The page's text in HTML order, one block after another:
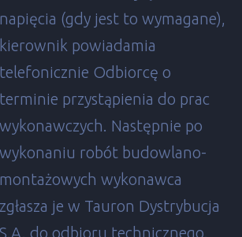
napięcia (gdy jest to wymagane),
kierownik powiadamia
telefonicznie Odbiorcę o
terminie przystąpienia do prac
wykonawczych. Następnie po
wykonaniu robót budowlano-
montażowych wykonawca
zgłasza je w Tauron Dystrybucja
S.A. do odbioru technicznego.